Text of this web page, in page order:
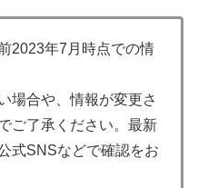
2023年7月時点での情
場合や、情報が変更さ
ご了承ください。最新
式SNSなどで確認をお